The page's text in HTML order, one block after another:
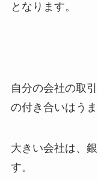
となります。
自分の会社の取
の付き合いはうま
大きい会社は、
す。